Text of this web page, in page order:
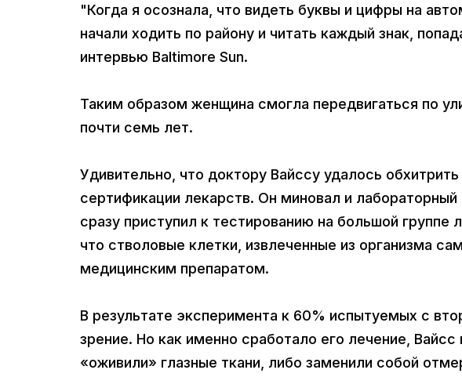
"Когда я осознала, что видеть буквы и цифры на
начали ходить по району и читать каждый знак,
интервью Baltimore Sun.
Таким образом женщина смогла передвигаться по
почти семь лет.
Удивительно, что доктору Вайссу удалось
сертификации лекарств. Он миновал и
сразу приступил к тестированию на большой
что стволовые клетки, извлеченные из организма
медицинским препаратом.
В результате эксперимента к 60% испытуемых с
зрение. Но как именно сработало его лечение,
«оживили» глазные ткани, либо заменили собой